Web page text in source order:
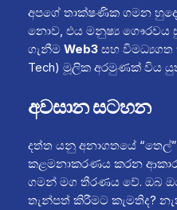
අපගේ තාක්ෂණික ගමන
නොව, එය මනුෂ්‍ය ගෞරවය
ගැනීම Web3සහ විමධ්‍යගත
Tech) මූලික අරමුණක් විය
අවසාන සටහන
දත්ත යනු අනාගතයේ
කළමනාකරණය කරන
ගමන් මග තීරණය වේ. ඔබ
තැන්පත් කිරීමට කැමතිද?